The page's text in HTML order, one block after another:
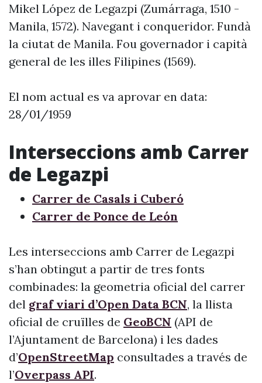
Mikel López de Legazpi (Zumárraga, 1510 -
Manila, 1572). Navegant i conqueridor. Fundà
la ciutat de Manila. Fou governador i capità
general de les illes Filipines (1569).
El nom actual es va aprovar en data:
28/01/1959
Interseccions amb Carrer
de Legazpi
Carrer de Casals i Cuberó
Carrer de Ponce de León
Les interseccions amb Carrer de Legazpi
s’han obtingut a partir de tres fonts
combinades: la geometria oficial del carrer
del graf viari d’Open Data BCN, la llista
oficial de cruïlles de GeoBCN (API de
l’Ajuntament de Barcelona) i les dades
d’OpenStreetMap consultades a través de
l’Overpass API.